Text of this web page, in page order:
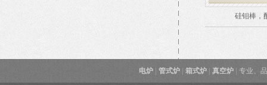
硅钼棒，
电炉 管式炉 箱式炉 真空炉 专业、